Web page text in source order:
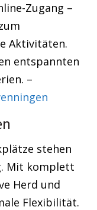
Zugang –
Aktivitäten.
entspannten
–
stehen
Mit komplett
Herd und
Flexibilität.